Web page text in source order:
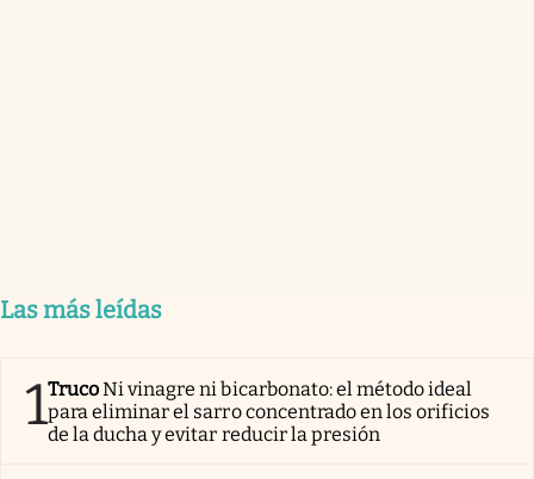
Las más leídas
1TrucoNi vinagre ni bicarbonato: el método ideal
para eliminar el sarro concentrado en los orificios
de la ducha y evitar reducir la presión